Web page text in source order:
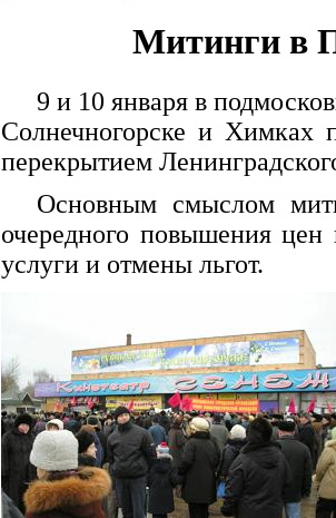
Митинги в
9 и 10 января в
Солнечногорске и Химках
перекрытием
Основным смыслом
очередного повышения
услуги и отмены льгот.